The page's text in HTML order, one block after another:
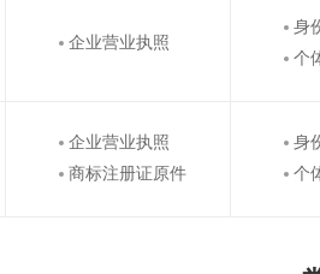
企业营业执照
身
个
企业营业执照
商标注册证原件
身
个